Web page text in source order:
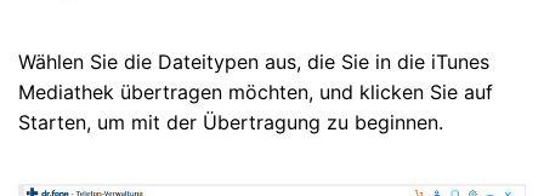
Wählen Sie die Dateitypen aus, die Sie in die iTunes
Mediathek übertragen möchten, und klicken Sie auf
Starten, um mit der Übertragung zu beginnen.